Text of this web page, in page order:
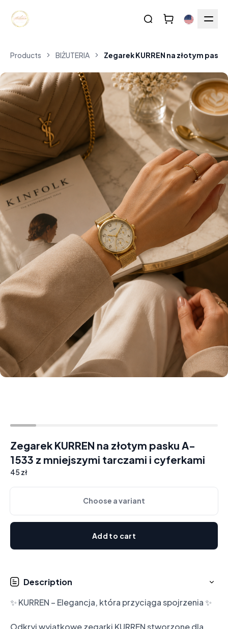
Products BIŻUTERIA Zegarek KURREN na złotym
Zegarek KURREN na złotym pasku A-
1533 z mniejszymi tarczami i cyferkami
45 zł
Choose a variant
Add to cart
Description
✨ KURREN – Elegancja, która przyciąga spojrzenia ✨
Odkryj wyjątkowe zegarki KURREN stworzone dla